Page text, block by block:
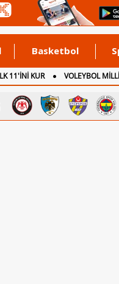
Basketbol
11'İNİ KUR VOLEYBOL
İNGİLTERE